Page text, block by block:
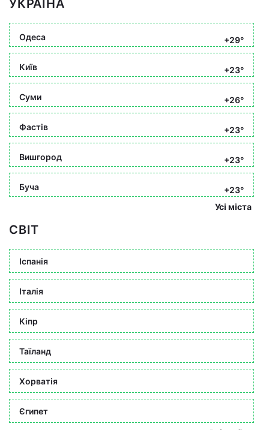
УКРАЇНА
Одеса +29°
Київ +23°
Суми +26°
Фастів +23°
Вишгород +23°
Буча
+23°
Усі міста
СВІТ
Іспанія
Італія
Кіпр
Таїланд
Хорватія
Єгипет